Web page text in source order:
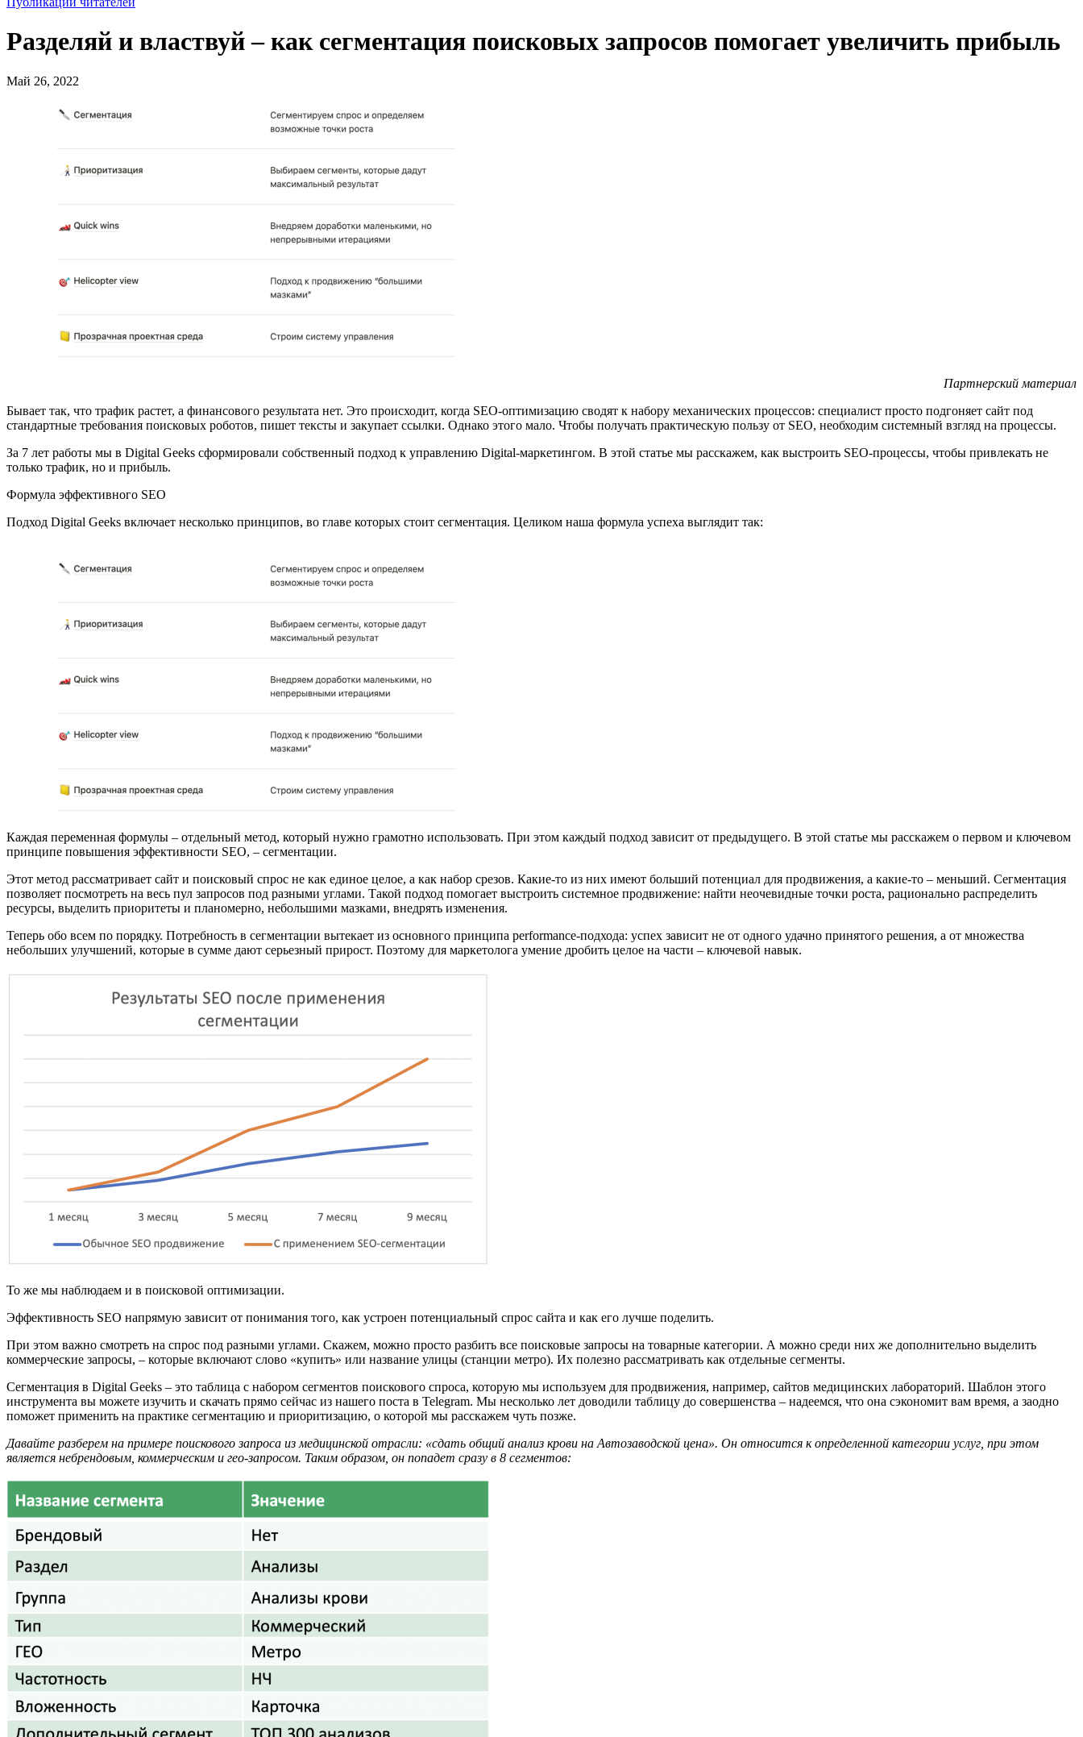
Разделяй и властвуй – как сегментация поисковых запросов помогает увеличить прибыль
Май 26, 2022
Партнерский материал
Бывает так, что трафик растет, а финансового результата нет. Это происходит, когда SEO-оптимизацию сводят к набору механических процессов: специалист просто подгоняет сайт под
стандартные требования поисковых роботов, пишет тексты и закупает ссылки. Однако этого мало. Чтобы получать практическую пользу от SEO, необходим системный взгляд на процессы.
За 7 лет работы мы в Digital Geeks сформировали собственный подход к управлению Digital-маркетингом. В этой статье мы расскажем, как выстроить SEO-процессы, чтобы привлекать не
только трафик, но и прибыль.
Формула эффективного SEO
Подход Digital Geeks включает несколько принципов, во главе которых стоит сегментация. Целиком наша формула успеха выглядит так:
Каждая переменная формулы – отдельный метод, который нужно грамотно использовать. При этом каждый подход зависит от предыдущего. В этой статье мы расскажем о первом и ключевом
принципе повышения эффективности SEO, – сегментации.
Этот метод рассматривает сайт и поисковый спрос не как единое целое, а как набор срезов. Какие-то из них имеют больший потенциал для продвижения, а какие-то – меньший. Сегментация
позволяет посмотреть на весь пул запросов под разными углами. Такой подход помогает выстроить системное продвижение: найти неочевидные точки роста, рационально распределить
ресурсы, выделить приоритеты и планомерно, небольшими мазками, внедрять изменения.
Теперь обо всем по порядку. Потребность в сегментации вытекает из основного принципа performance-подхода: успех зависит не от одного удачно принятого решения, а от множества
небольших улучшений, которые в сумме дают серьезный прирост. Поэтому для маркетолога умение дробить целое на части – ключевой навык.
То же мы наблюдаем и в поисковой оптимизации.
Эффективность SEO напрямую зависит от понимания того, как устроен потенциальный спрос сайта и как его лучше поделить.
При этом важно смотреть на спрос под разными углами. Скажем, можно просто разбить все поисковые запросы на товарные категории. А можно среди них же дополнительно выделить
коммерческие запросы, – которые включают слово «купить» или название улицы (станции метро). Их полезно рассматривать как отдельные сегменты.
Сегментация в Digital Geeks – это таблица с набором сегментов поискового спроса, которую мы используем для продвижения, например, сайтов медицинских лабораторий. Шаблон этого
инструмента вы можете изучить и скачать прямо сейчас из нашего поста в Telegram. Мы несколько лет доводили таблицу до совершенства – надеемся, что она сэкономит вам время, а заодно
поможет применить на практике сегментацию и приоритизацию, о которой мы расскажем чуть позже.
Давайте разберем на примере поискового запроса из медицинской отрасли: «сдать общий анализ крови на Автозаводской цена». Он относится к определенной категории услуг, при этом
является небрендовым, коммерческим и гео-запросом. Таким образом, он попадет сразу в 8 сегментов: